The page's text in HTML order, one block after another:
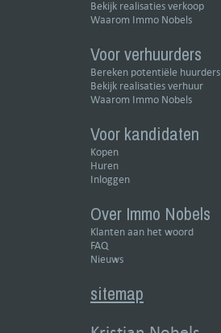
Bekijk realisaties verkoop
Waarom Immo Nobels
Voor verhuurders
Bereken potentiële huurders
Bekijk realisaties verhuur
Waarom Immo Nobels
Voor kandidaten
Kopen
Huren
Inloggen
Over Immo Nobels
Klanten aan het woord
FAQ
Nieuws
sitemap